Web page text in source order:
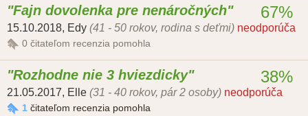
Fajn dovolenka pre nenáročných
15.10.2018, Edy (41 - 50 rokov, rodina s deťmi) neodporúča
0 čitateľom recenzia pomohla
67%
Rozhodne nie 3 hviezdicky
21.05.2017, Elle (31 - 40 rokov, pár 2 osoby) neodporúča
1 čitateľom recenzia pomohla
38%